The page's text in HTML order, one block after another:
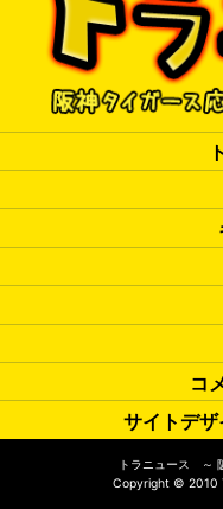
コ
サイトデ
トラニュース ～
Copyright © 2010